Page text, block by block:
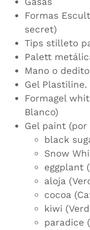
Formas
secret)
Tips stilleto
Palett
Mano o
Gel Plastiline.
Formagel
Blanco)
Gel paint
black
Snow
eggplant
aloja
cocoa
kiwi
paradice